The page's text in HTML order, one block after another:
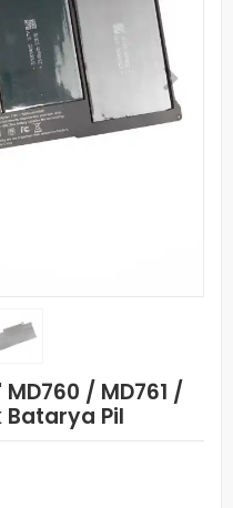
/ MD761 /
Batarya Pil